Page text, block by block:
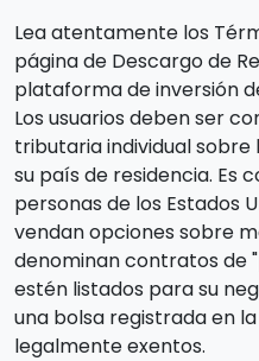
Lea atentamente los
página de Descargo de
plataforma de inversión
Los usuarios deben ser
tributaria individual
su país de residencia. Es
personas de los Estados
vendan opciones sobre
denominan contratos de
estén listados para su
una bolsa registrada en
legalmente exentos.